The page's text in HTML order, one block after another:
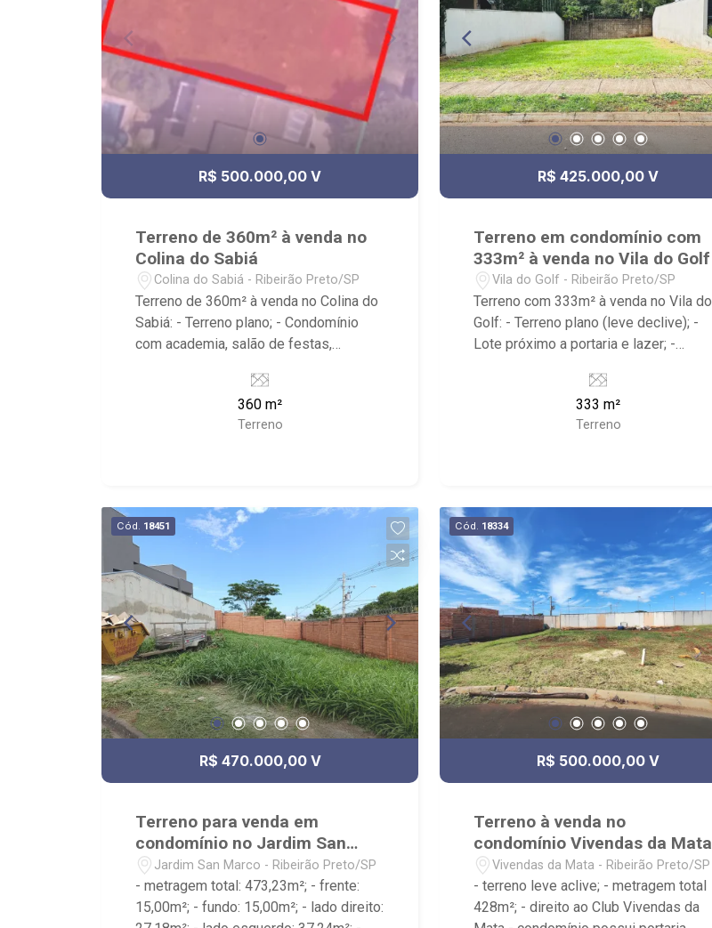
R$ 500.000,00 V
Terreno de 360m² à venda no
Colina do Sabiá
Colina do Sabiá - Ribeirão Preto/SP
Terreno de 360m² à venda no Colina do
Sabiá: - Terreno plano; - Condomínio
com academia, salão de festas,
Próximo supermercado Tonelli,
hortifruti Cenourão, escola Cervantes;
360 m²
Terreno
R$ 425.000,00 V
Terreno em condomínio com
333m² à venda no Vila do Golf
Vila do Golf - Ribeirão Preto/SP
Terreno com 333m² à venda no Vila do
Golf: - Terreno plano (leve declive); -
Lote próximo a portaria e lazer; -
playground, piscina, academia, quadra
de esportes, beach tenis, pet place,
entre outros. - Próximo ao colégio
acesso para Hospital UNIMED.
333 m²
Terreno
Cód. 18451
R$ 470.000,00 V
Terreno para venda em
condomínio no Jardim San
Marco
Jardim San Marco - Ribeirão Preto/SP
- metragem total: 473,23m²; - frente:
15,00m²; - fundo: 15,00m²; - lado direito:
Cód. 18334
R$ 500.000,00 V
Terreno à venda no
condomínio Vivendas da Mata
Vivendas da Mata - Ribeirão Preto/SP
- terreno leve aclive; - metragem total
428m²; - direito ao Club Vivendas da